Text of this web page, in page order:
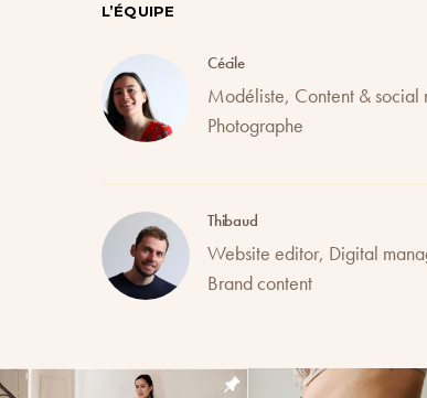
L’ÉQUIPE
Cécile
Modéliste, Content & social
Photographe
Thibaud
Website editor, Digital
Brand content